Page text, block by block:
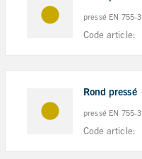
pressé EN 755-3
Code article:
Rond pressé
pressé EN 755-3
Code article: